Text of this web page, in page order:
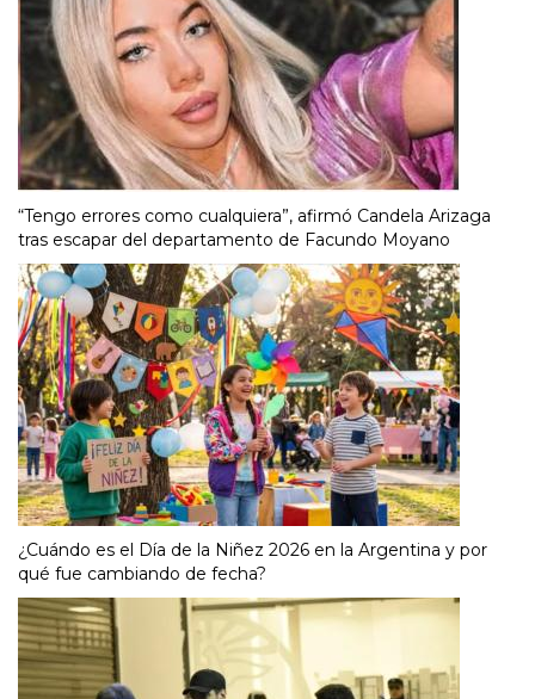
“Tengo errores como cualquiera”, afirmó Candela Arizaga
tras escapar del departamento de Facundo Moyano
¿Cuándo es el Día de la Niñez 2026 en la Argentina y por
qué fue cambiando de fecha?